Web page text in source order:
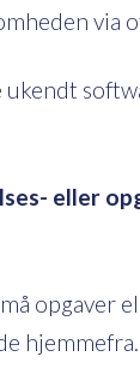
via
eller
opgaver
hjemmefra.